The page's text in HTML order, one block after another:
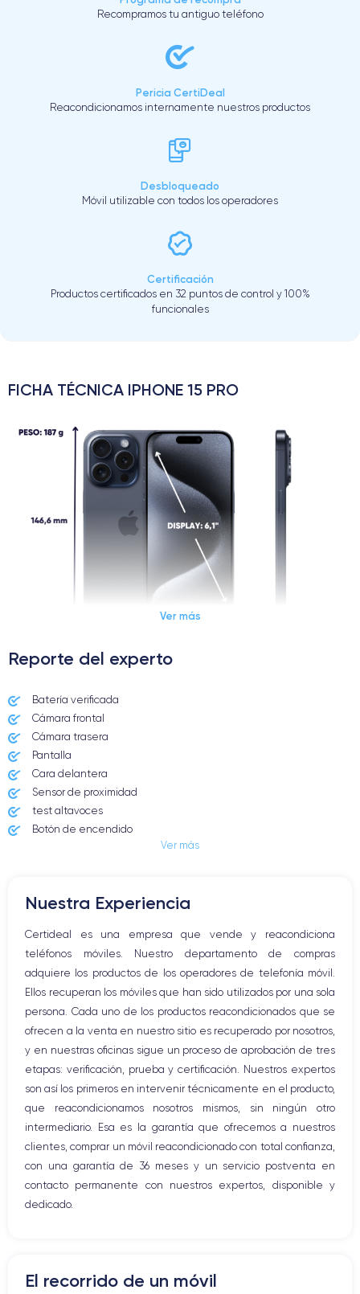
Recompramos tu antiguo teléfono
Pericia CertiDeal
Reacondicionamos internamente nuestros productos
Desbloqueado
Móvil utilizable con todos los operadores
Certificación
Productos certificados en 32 puntos de control y 100%
funcionales
FICHA TÉCNICA IPHONE 15 PRO
Dimensiones y Peso iPhone 15 Pro
Lanzamiento
22/09/2023
Dimensiones
OLED 6.1 pulgadas
Apple A17 Bionic 6
Nombre GPU
6 Core GPU
Frec. procesador
3.78 GHz
48 MP 12 MP
Resolución vídeo
4K - 3840x2160px
Carga rápida
Si, mínimo 20W
Batería Doble SIM
5G
Desbloqueado
Si, todos los oper.
Ver más
Reporte del experto
Batería verificada
Cámara frontal
Cámara trasera
Pantalla
Cara delantera
Sensor de proximidad
test altavoces
Botón de encendido
Altavoz
Botón Inicio
Bluetooth
WiFi
Red móvil
Vibración
Conector USB
Ver más
Nuestra Experiencia
Certideal es una empresa que vende y reacondiciona
teléfonos móviles. Nuestro departamento de compras
adquiere los productos de los operadores de telefonía móvil.
Ellos recuperan los móviles que han sido utilizados por una sola
persona. Cada uno de los productos reacondicionados que se
ofrecen a la venta en nuestro sitio es recuperado por nosotros,
y en nuestras oficinas sigue un proceso de aprobación de tres
etapas: verificación, prueba y certificación. Nuestros expertos
son así los primeros en intervenir técnicamente en el producto,
que reacondicionamos nosotros mismos, sin ningún otro
intermediario. Esa es la garantía que ofrecemos a nuestros
clientes, comprar un móvil reacondicionado con total confianza,
con una garantía de 36 meses y un servicio postventa en
contacto permanente con nuestros expertos, disponible y
dedicado.
El recorrido de un móvil